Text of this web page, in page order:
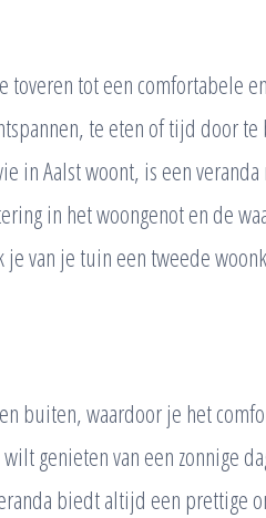
toveren tot een comfortabele
te eten of tijd door te
in Aalst woont, is een
in het woongenot en de
van je tuin een tweede
buiten, waardoor je het
genieten van een zonnige
biedt altijd een prettige